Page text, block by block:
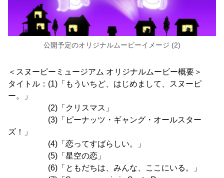
公開予定のオリジナルムービーイメージ (2)
＜スヌーピーミュージアム オリジナルムービー概要＞
タイトル：(1)「もういちど、はじめまして、スヌーピ
ー。」
(2)「クリスマス」
(3)「ピーナッツ・ギャング・オールスター
ズ！」
(4)「恋ってすばらしい。」
(5)「星空の恋」
(6)「ともだちは、みんな、ここにいる。」